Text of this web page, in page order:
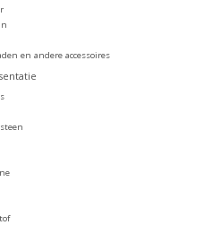
en andere accessoires